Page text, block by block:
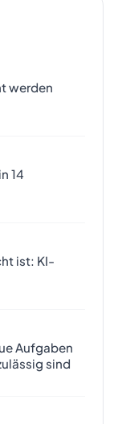
werden
14
ist: KI-
Aufgaben
sind